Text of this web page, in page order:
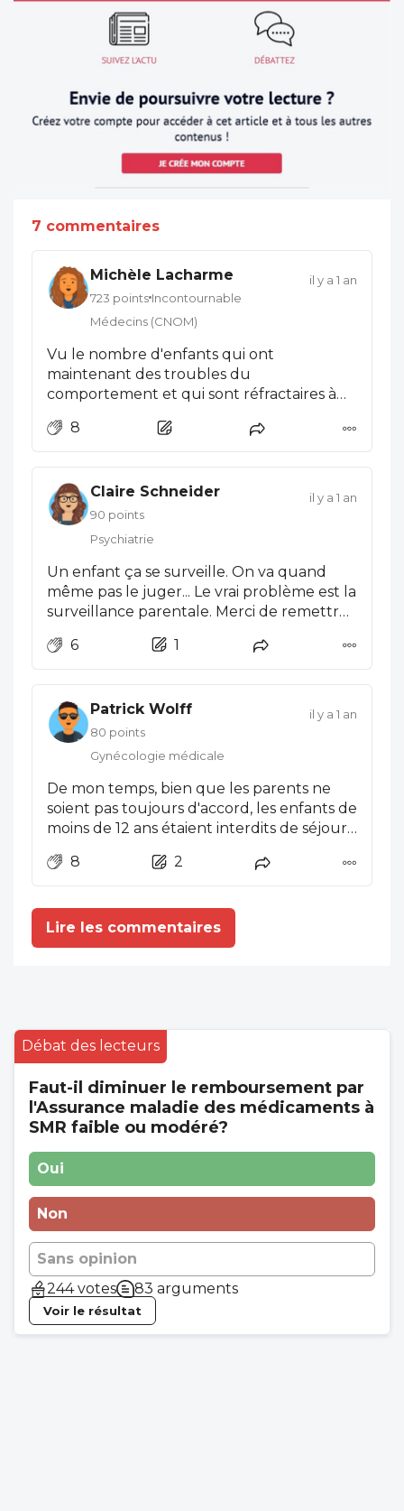
7 commentaires
Michèle Lacharme
723 points Incontournable
Médecins (CNOM)
il y a 1 an
Vu le nombre d'enfants qui ont
maintenant des troubles du
comportement et qui sont réfractaires à
service de néonatalogie est une évidence.
Et, comme le disait mon confrère, autrefois
famille..
8
Claire Schneider
90 points
Psychiatrie
il y a 1 an
Un enfant ça se surveille. On va quand
même pas le juger... Le vrai problème est la
surveillance parentale. Merci de remettre
6 1
Patrick Wolff
80 points
Gynécologie médicale
il y a 1 an
De mon temps, bien que les parents ne
soient pas toujours d'accord, les enfants de
moins de 12 ans étaient interdits de séjour
8 2
Lire les commentaires
Débat des lecteurs
Faut-il diminuer le remboursement par
l'Assurance maladie des médicaments à
SMR faible ou modéré?
Oui
Non
Sans opinion
244 votes
83 arguments
Voir le résultat